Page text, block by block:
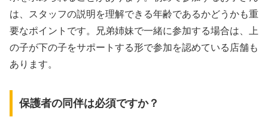
は、スタッフの説明を理解できる年齢であるかどうかも重
要なポイントです。兄弟姉妹で一緒に参加する場合は、上
の子が下の子をサポートする形で参加を認めている店舗も
あります。
保護者の同伴は必須ですか？